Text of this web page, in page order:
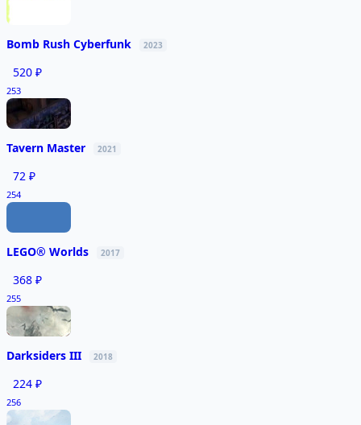
Bomb Rush Cyberfunk 2023
520 ₽
253
Tavern Master 2021
72 ₽
254
LEGO® Worlds 2017
368 ₽
255
Darksiders III 2018
224 ₽
256